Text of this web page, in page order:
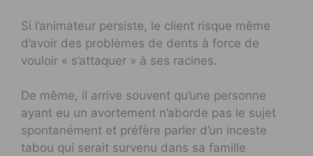
Si l’animateur persiste, le client risque même
d’avoir des problèmes de dents à force de
vouloir « s’attaquer » à ses racines.
De même, il arrive souvent qu’une personne
ayant eu un avortement n’aborde pas le sujet
spontanément et préfère parler d’un inceste
tabou qui serait survenu dans sa famille